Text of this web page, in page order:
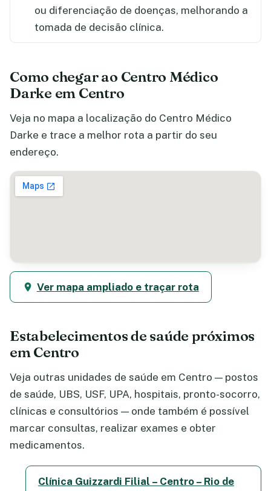
ou diferenciação de doenças, melhorando a
tomada de decisão clínica.
Como chegar ao Centro Médico
Darke em Centro
Veja no mapa a localização do Centro Médico
Darke e trace a melhor rota a partir do seu
endereço.
Ver mapa ampliado e traçar rota
Estabelecimentos de saúde próximos
em Centro
Veja outras unidades de saúde em Centro — postos
de saúde, UBS, USF, UPA, hospitais, pronto-socorro,
clínicas e consultórios — onde também é possível
marcar consultas, realizar exames e obter
medicamentos.
Clínica Guizzardi Filial – Centro – Rio de